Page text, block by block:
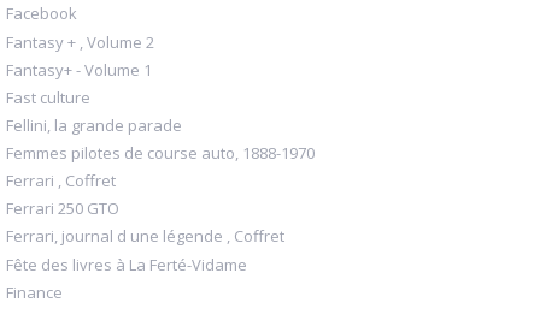
Facebook
Fantasy + , Volume 2
Fantasy+ - Volume 1
Fast culture
Fellini, la grande parade
Femmes pilotes de course auto, 1888-1970
Ferrari , Coffret
Ferrari 250 GTO
Ferrari, journal d une légende , Coffret
Fête des livres à La Ferté-Vidame
Finance